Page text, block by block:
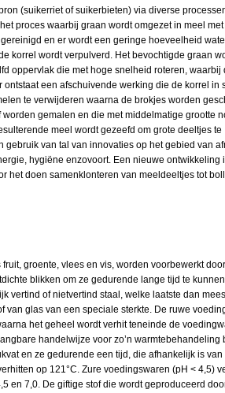
(suikerriet of suikerbieten) via diverse
proces waarbij graan wordt omgezet in meel
en er wordt een geringe hoeveelheid
korrel wordt verpulverd. Het bevochtigde graan
oppervlak die met hoge snelheid roteren, waarbij
een afschuivende werking die de korrel in
te verwijderen waarna de brokjes worden
gemalen en die met middelmatige grootte
meel wordt gezeefd om grote deeltjes te
van tal van innovaties op het gebied van
hygiëne enzovoort. Een nieuwe ontwikkeling
het doen samenklonteren van meeldeeltjes tot
groente, vlees en vis, worden voorbewerkt
blikken om ze gedurende lange tijd te
vertind of nietvertind staal, welke laatste dan
van glas van een speciale sterkte. De ruwe
het geheel wordt verhit teneinde de
handelwijze voor zo’n warmtebehandeling
en ze gedurende een tijd, die afhankelijk is
op 121°C. Zure voedingswaren (pH < 4,5)
en 7,0. De giftige stof die wordt geproduceerd